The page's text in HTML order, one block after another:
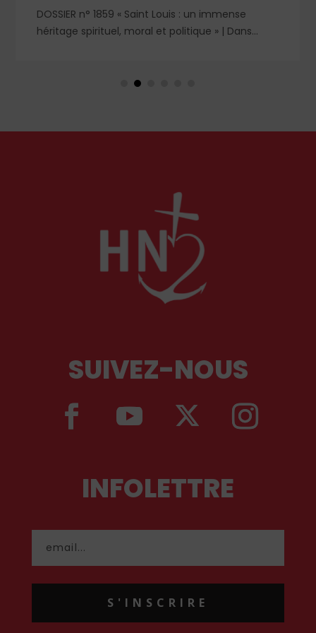
DOSSIER n° 1859 « Saint Louis : un immense
héritage spirituel, moral et politique » | Dans
Castille, mère dévouée et reine de fer, et
lit l'équilibre singulier d'une royauté en acte,
SUIVEZ-NOUS
INFOLETTRE
S'INSCRIRE